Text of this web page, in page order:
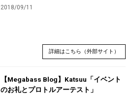
2018/09/11
詳細はこちら（外部サイト）
【Megabass Blog】Katsuu「イベント
のお礼とプロトルアーテスト」